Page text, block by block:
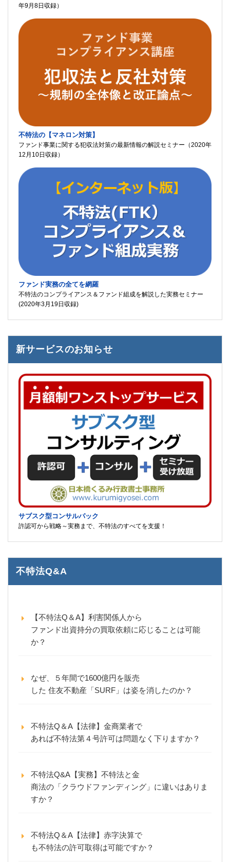
年9月8日収録）
不特法の【マネロン対策】
ファンド事業に関する犯収法対策の最新情報の解説セミナー（2020年
12月10日収録）
ファンド実務の全てを網羅
不特法のコンプライアンス＆ファンド組成を解説した実務セミナー
(2020年3月19日収録)
新サービスのお知らせ
サブスク型コンサルパック
許認可から戦略～実務まで、不特法のすべてを支援！
不特法Q&A
【不特法Q＆A】利害関係人から
ファンド出資持分の買取依頼に応じることは可能
か？
なぜ、５年間で1600億円を販売
した 住友不動産「SURF」は姿を消したのか？
不特法Q＆A【法律】金商業者で
あれば不特法第４号許可は問題なく下りますか？
不特法Q&A【実務】不特法と金
商法の「クラウドファンディング」に違いはありま
すか？
不特法Q＆A【法律】赤字決算で
も不特法の許可取得は可能ですか？